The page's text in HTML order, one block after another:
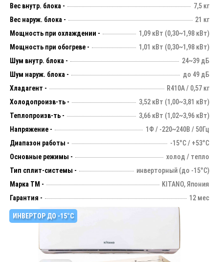
Вес внутр. блока -
7,5 кг
Вес наруж. блока -
21 кг
Мощность при охлаждении -
1,09 кВт (0,30~1,98 кВт)
Мощность при обогреве -
1,01 кВт (0,30~1,98 кВт)
Шум внутр. блока -
24~39 дБ
Шум наруж. блока -
до 49 дБ
Хладагент -
R410A / 0,57 кг
Холодопроизв-ть -
3,52 кВт (1,00~3,81 кВт)
Теплопроизв-ть -
3,66 кВт (1,02~3,96 кВт)
Напряжение -
1Ф / -220~240В / 50Гц
Диапазон работы -
-15°С / +53°С
Основные режимы -
холод / тепло
Тип сплит-системы -
инверторный (до -15°С)
Марка ТМ -
KITANO, Япония
Гарантия -
12 мес
ИНВЕРТОР ДО -15°С